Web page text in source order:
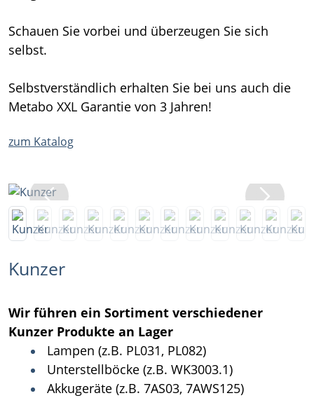
Schauen Sie vorbei und überzeugen Sie sich
selbst.
Selbstverständlich erhalten Sie bei uns auch die
Metabo XXL Garantie von 3 Jahren!
zum Katalog
Kunzer
Wir führen ein Sortiment verschiedener
Kunzer Produkte an Lager
Lampen (z.B. PL031, PL082)
Unterstellböcke (z.B. WK3003.1)
Akkugeräte (z.B. 7AS03, 7AWS125)